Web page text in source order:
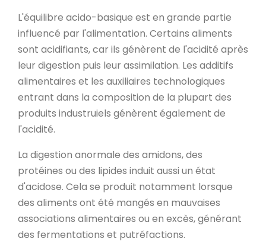
L'équilibre acido-basique est en grande partie
influencé par l'alimentation. Certains aliments
sont acidifiants, car ils génèrent de l'acidité après
leur digestion puis leur assimilation. Les additifs
alimentaires et les auxiliaires technologiques
entrant dans la composition de la plupart des
produits industruiels génèrent également de
l'acidité.
La digestion anormale des amidons, des
protéines ou des lipides induit aussi un état
d'acidose. Cela se produit notamment lorsque
des aliments ont été mangés en mauvaises
associations alimentaires ou en excès, générant
des fermentations et putréfactions.